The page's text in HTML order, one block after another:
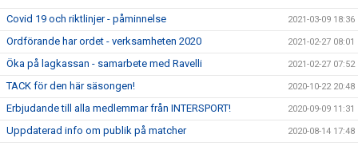
Covid 19 och riktlinjer - påminnelse 2021-03-09 18:36
Ordförande har ordet - verksamheten 2020 2021-02-27 08:01
Öka på lagkassan - samarbete med Ravelli 2021-02-27 07:52
TACK för den här säsongen! 2020-10-22 20:48
Erbjudande till alla medlemmar från INTERSPORT! 2020-09-09 11:31
Uppdaterad info om publik på matcher 2020-08-14 17:48